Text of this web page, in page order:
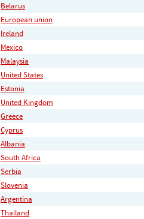
Belarus
European union
Ireland
Mexico
Malaysia
United States
Estonia
United Kingdom
Greece
Cyprus
Albania
South Africa
Serbia
Slovenia
Argentina
Thailand